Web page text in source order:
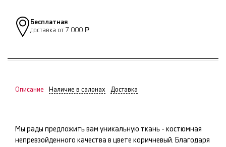
Бесплатная
доставка от 7 000 Р
Описание Наличие в салонах Доставка
Мы рады предложить вам уникальную ткань - костюмная
непревзойденного качества в цвете коричневый. Благодаря